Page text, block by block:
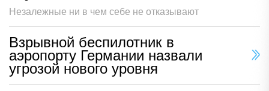
Незалежные ни в чем себе не отказывают
Взрывной беспилотник в
аэропорту Германии назвали
угрозой нового уровня